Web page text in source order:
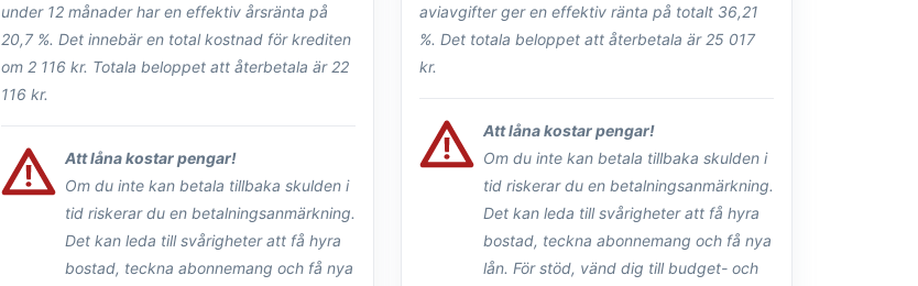
under 12 månader har en effektiv årsränta på
20,7 %. Det innebär en total kostnad för krediten
om 2 116 kr. Totala beloppet att återbetala är 22
116 kr.
Att låna kostar pengar!
Om du inte kan betala tillbaka skulden i
tid riskerar du en betalningsanmärkning.
Det kan leda till svårigheter att få hyra
bostad, teckna abonnemang och få nya
aviavgifter ger en effektiv ränta på totalt 36,21
%. Det totala beloppet att återbetala är 25 017
kr.
Att låna kostar pengar!
Om du inte kan betala tillbaka skulden i
tid riskerar du en betalningsanmärkning.
Det kan leda till svårigheter att få hyra
bostad, teckna abonnemang och få nya
lån. För stöd, vänd dig till budget- och